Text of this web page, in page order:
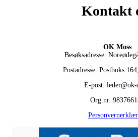
Kontakt
OK Moss
Besøksadresse:
Postadresse: Postboks
E-post: leder@ok-
Org.nr.